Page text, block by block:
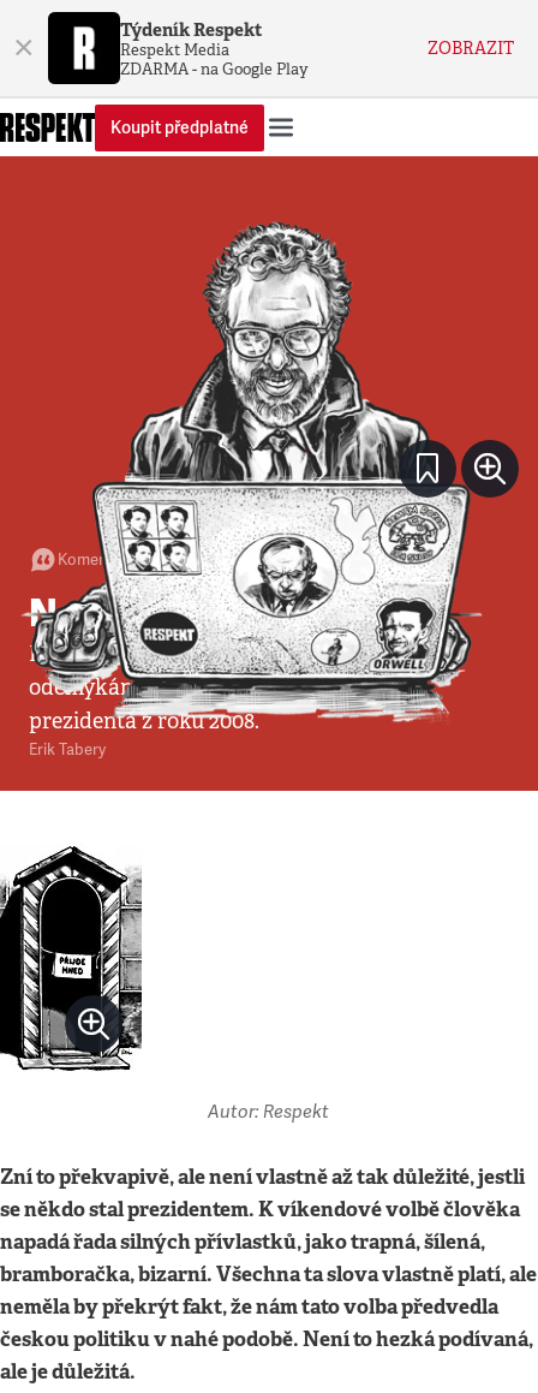
× Týdeník Respekt
Respekt Media
ZDARMA - na Google Play
ZOBRAZIT
Koupit předplatné
Komentář•9. 2. 2008•6 minut
Neuvěřitelná volba
K víkendové přímé volbě prezidenta
odemykáme komentář k poslední volbě
prezidenta z roku 2008.
Erik Tabery
Autor: Respekt
Zní to překvapivě, ale není vlastně až tak důležité, jestli
se někdo stal prezidentem. K víkendové volbě člověka
napadá řada silných přívlastků, jako trapná, šílená,
bramboračka, bizarní. Všechna ta slova vlastně platí, ale
neměla by překrýt fakt, že nám tato volba předvedla
českou politiku v nahé podobě. Není to hezká podívaná,
ale je důležitá.